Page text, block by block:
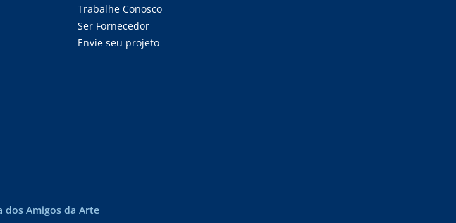
Trabalhe Conosco
Ser Fornecedor
Envie seu projeto
dos Amigos da Arte